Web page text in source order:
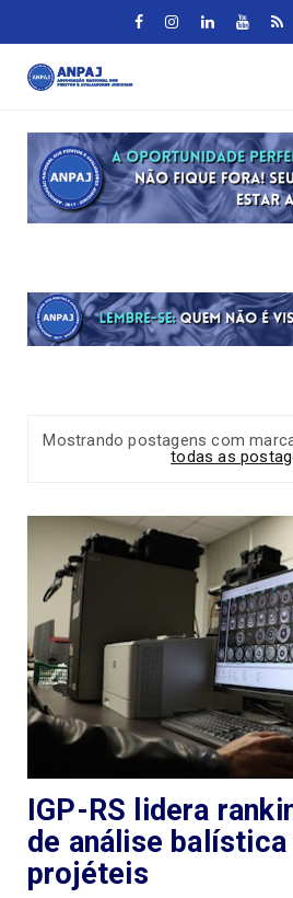
Mostrando postagens com
todas as
IGP-RS lidera
de análise balística
projéteis